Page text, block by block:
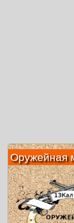
Оружейная